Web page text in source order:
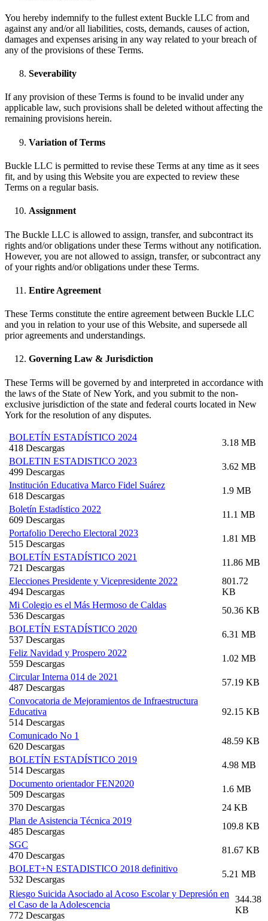
You hereby indemnify to the fullest extent Buckle LLC from and
against any and/or all liabilities, costs, demands, causes of action,
damages and expenses arising in any way related to your breach of
any of the provisions of these Terms.
Severability
If any provision of these Terms is found to be invalid under any
applicable law, such provisions shall be deleted without affecting the
remaining provisions herein.
Variation of Terms
Buckle LLC is permitted to revise these Terms at any time as it sees
fit, and by using this Website you are expected to review these
Terms on a regular basis.
Assignment
The Buckle LLC is allowed to assign, transfer, and subcontract its
rights and/or obligations under these Terms without any notification.
However, you are not allowed to assign, transfer, or subcontract any
of your rights and/or obligations under these Terms.
Entire Agreement
These Terms constitute the entire agreement between Buckle LLC
and you in relation to your use of this Website, and supersede all
prior agreements and understandings.
Governing Law & Jurisdiction
These Terms will be governed by and interpreted in accordance with
the laws of the State of New York, and you submit to the non-
exclusive jurisdiction of the state and federal courts located in New
York for the resolution of any disputes.
BOLETÍN ESTADÍSTICO 2024
418 Descargas
3.18 MB
BOLETIN ESTADISTICO 2023
499 Descargas
3.62 MB
Institución Educativa Marco Fidel Suárez
618 Descargas
1.9 MB
Boletín Estadístico 2022
609 Descargas
11.1 MB
Portafolio Derecho Electoral 2023
515 Descargas
1.81 MB
BOLETÍN ESTADÍSTICO 2021
721 Descargas
11.86 MB
Elecciones Presidente y Vicepresidente 2022
494 Descargas
801.72
KB
Mi Colegio es el Más Hermoso de Caldas
536 Descargas
50.36 KB
BOLETÍN ESTADÍSTICO 2020
537 Descargas
6.31 MB
Feliz Navidad y Prospero 2022
559 Descargas
1.02 MB
Circular Interna 014 de 2021
487 Descargas
57.19 KB
Convocatoria de Mejoramientos de Infraestructura
Educativa
514 Descargas
92.15 KB
Comunicado No 1
620 Descargas
48.59 KB
BOLETÍN ESTADÍSTICO 2019
514 Descargas
4.98 MB
Documento orientador FEN2020
509 Descargas
1.6 MB
370 Descargas
24 KB
Plan de Asistencia Técnica 2019
485 Descargas
109.8 KB
SGC
470 Descargas
81.67 KB
BOLET+N ESTADISTICO 2018 definitivo
532 Descargas
5.21 MB
Riesgo Suicida Asociado al Acoso Escolar y Depresión en
el Caso de la Adolescencia
772 Descargas
344.38
KB